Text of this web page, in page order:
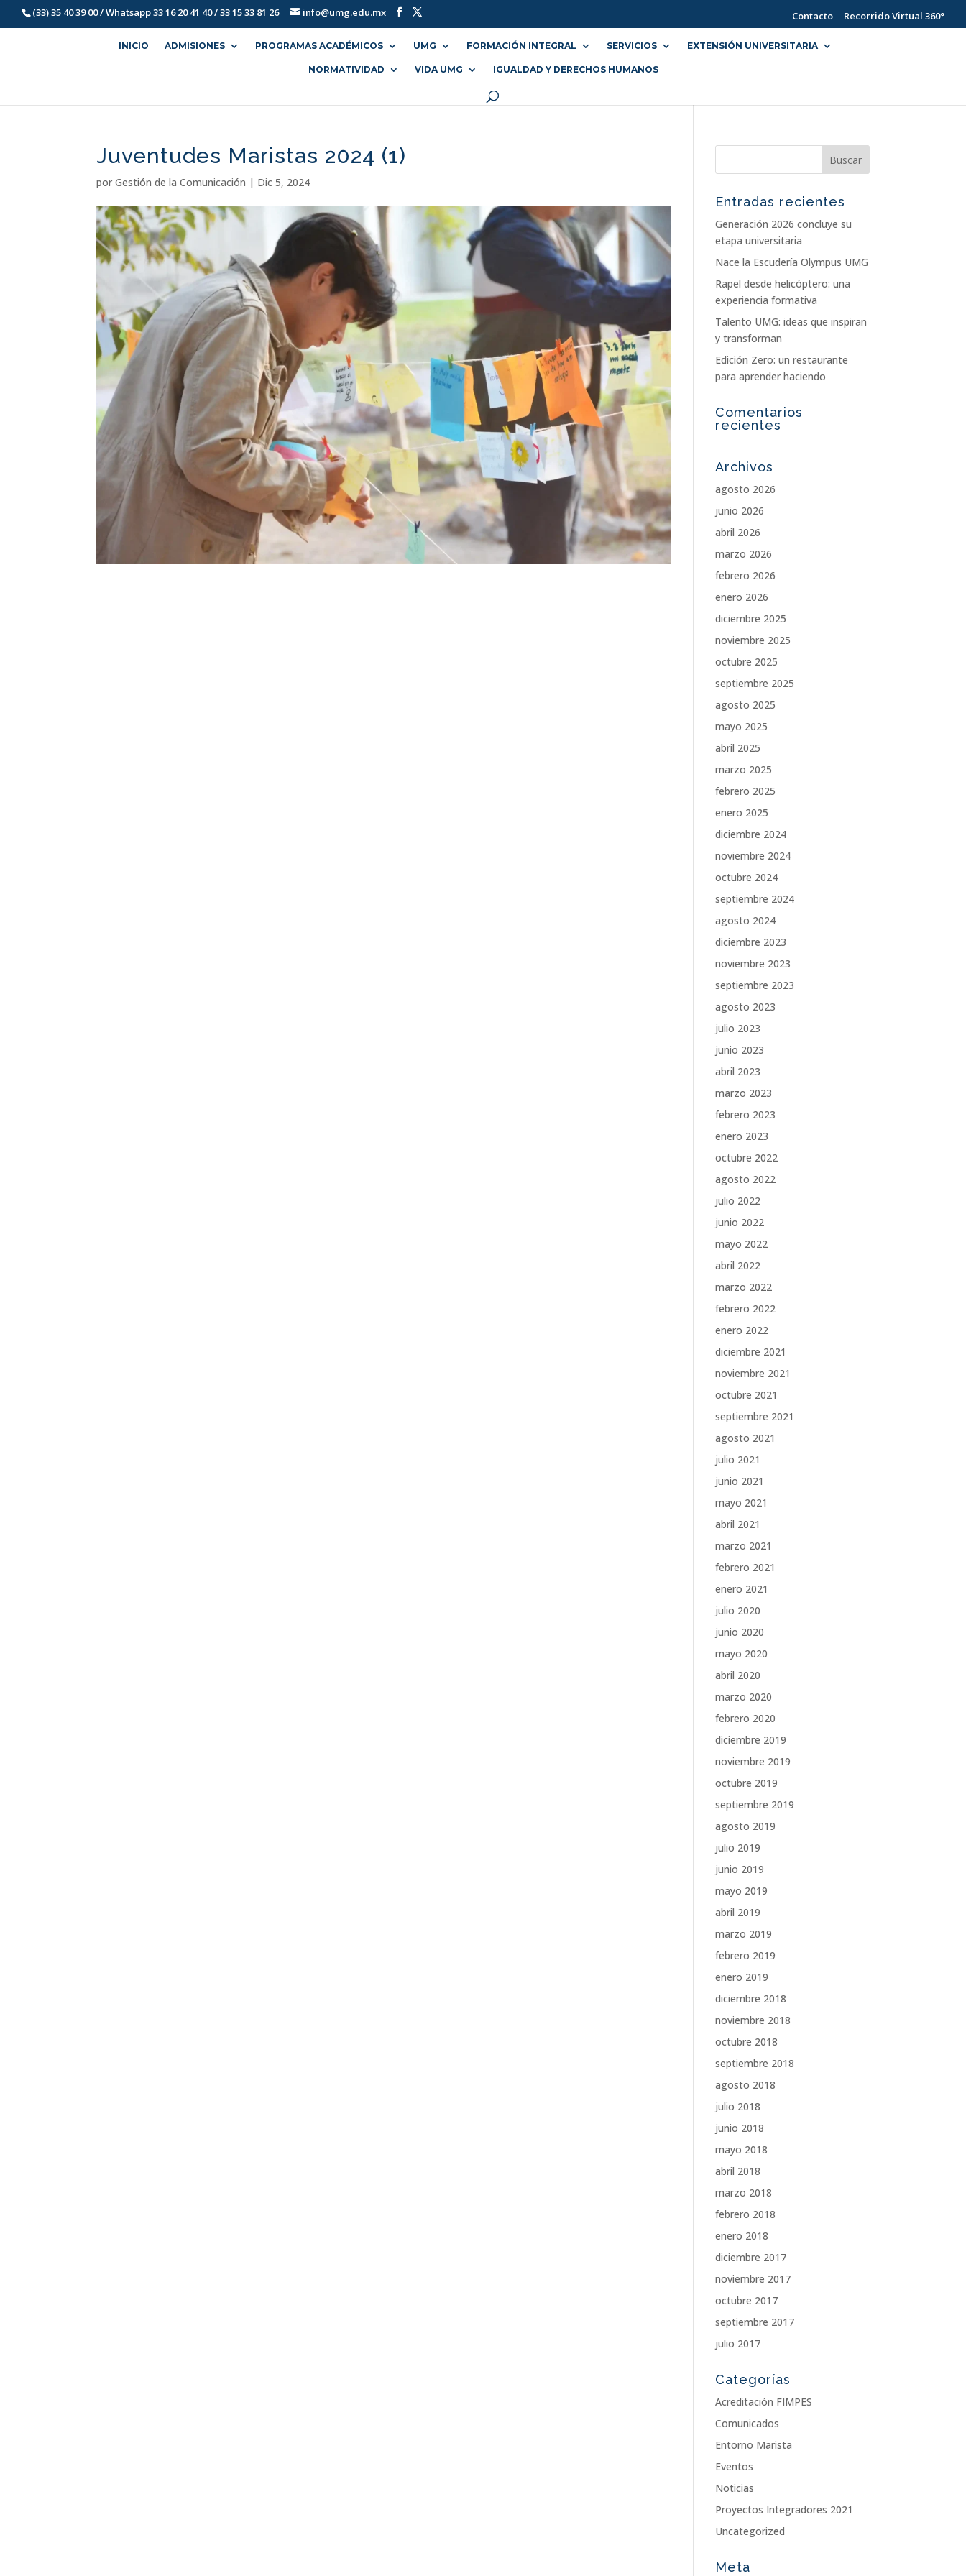
(33) 35 40 39 00 / Whatsapp 33 16 20 41 40 / 33 15 33 81 26 info@umg.edu.mx Contacto Recorrido Virtual 360°
INICIO ADMISIONES PROGRAMAS ACADÉMICOS UMG FORMACIÓN INTEGRAL SERVICIOS EXTENSIÓN UNIVERSITARIA
NORMATIVIDAD VIDA UMG IGUALDAD Y DERECHOS HUMANOS
Juventudes Maristas 2024 (1)
porGestión de la Comunicación | Dic 5, 2024
Entradas recientes
Generación 2026 concluye su
etapa universitaria
Nace la Escudería Olympus UMG
Rapel desde helicóptero: una
experiencia formativa
Talento UMG: ideas que inspiran
y transforman
Edición Zero: un restaurante
para aprender haciendo
Comentarios
recientes
Archivos
agosto 2026
junio 2026
abril 2026
marzo 2026
febrero 2026
enero 2026
diciembre 2025
noviembre 2025
octubre 2025
septiembre 2025
agosto 2025
mayo 2025
abril 2025
marzo 2025
febrero 2025
enero 2025
diciembre 2024
noviembre 2024
octubre 2024
septiembre 2024
agosto 2024
diciembre 2023
noviembre 2023
septiembre 2023
agosto 2023
julio 2023
junio 2023
abril 2023
marzo 2023
febrero 2023
enero 2023
octubre 2022
agosto 2022
julio 2022
junio 2022
mayo 2022
abril 2022
marzo 2022
febrero 2022
enero 2022
diciembre 2021
noviembre 2021
octubre 2021
septiembre 2021
agosto 2021
julio 2021
junio 2021
mayo 2021
abril 2021
marzo 2021
febrero 2021
enero 2021
julio 2020
junio 2020
mayo 2020
abril 2020
marzo 2020
febrero 2020
diciembre 2019
noviembre 2019
octubre 2019
septiembre 2019
agosto 2019
julio 2019
junio 2019
mayo 2019
abril 2019
marzo 2019
febrero 2019
enero 2019
diciembre 2018
noviembre 2018
octubre 2018
septiembre 2018
agosto 2018
julio 2018
junio 2018
mayo 2018
abril 2018
marzo 2018
febrero 2018
enero 2018
diciembre 2017
noviembre 2017
octubre 2017
septiembre 2017
julio 2017
Categorías
Acreditación FIMPES
Comunicados
Entorno Marista
Eventos
Noticias
Proyectos Integradores 2021
Uncategorized
Meta